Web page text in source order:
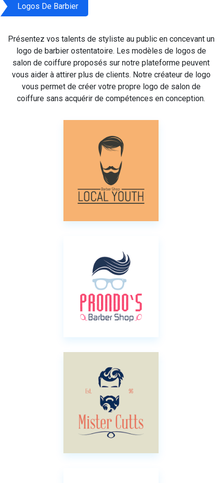
Logos De Barbier
Présentez vos talents de styliste au public en concevant un
logo de barbier ostentatoire. Les modèles de logos de
salon de coiffure proposés sur notre plateforme peuvent
vous aider à attirer plus de clients. Notre créateur de logo
vous permet de créer votre propre logo de salon de
coiffure sans acquérir de compétences en conception.